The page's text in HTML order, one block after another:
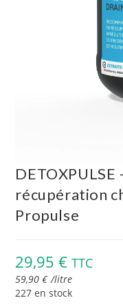
récupération
Propulse
29,95€ TTC
59,90€ /litre
227 en stock